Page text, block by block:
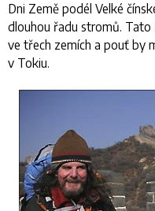
Dni Země podél Velké
dlouhou řadu stromů.
ve třech zemích a pouť by
v Tokiu.